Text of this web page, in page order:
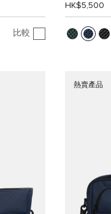
比較
HK$5,500
熱賣產品